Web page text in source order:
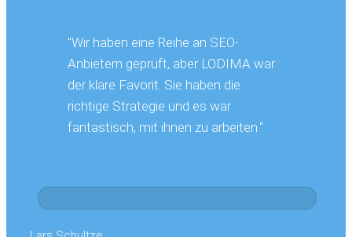
"Wir haben eine Reihe an SEO-
Anbietern geprüft, aber LODIMA war
der klare Favorit. Sie haben die
richtige Strategie und es war
fantastisch, mit ihnen zu arbeiten."